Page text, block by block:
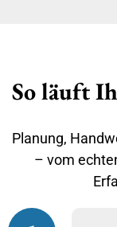
So läuft
Planung,
– vom